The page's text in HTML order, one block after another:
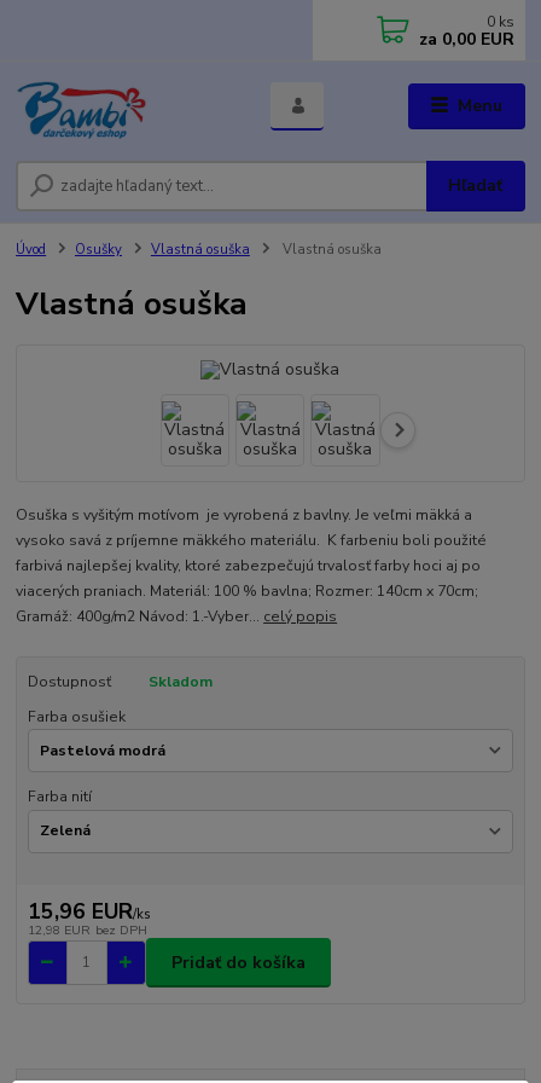
Menu
Hľadať
0 ks
za 0,00 EUR
Úvod Osušky Vlastná osuška Vlastná osuška
Vlastná osuška
Osuška s vyšitým motívom je vyrobená z bavlny. Je veľmi mäkká a
vysoko savá z príjemne mäkkého materiálu. K farbeniu boli použité
farbivá najlepšej kvality, ktoré zabezpečujú trvalosť farby hoci aj po
viacerých praniach. Materiál: 100 % bavlna; Rozmer: 140cm x 70cm;
Gramáž: 400g/m2 Návod: 1.-Vyber... celý popis
Dostupnosť
Skladom
Farba osušiek
Farba nití
15,96 EUR/ks
12,98 EUR bez DPH
Pridať do košíka